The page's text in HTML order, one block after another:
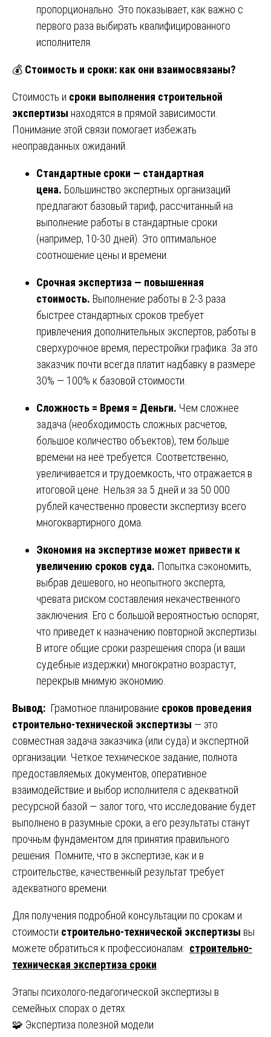
пропорционально. Это показывает, как важно с
первого раза выбирать квалифицированного
исполнителя.
💰 Стоимость и сроки: как они взаимосвязаны?
Стоимость и сроки выполнения строительной
экспертизы находятся в прямой зависимости.
Понимание этой связи помогает избежать
неоправданных ожиданий.
Стандартные сроки — стандартная
цена. Большинство экспертных организаций
предлагают базовый тариф, рассчитанный на
выполнение работы в стандартные сроки
(например, 10-30 дней). Это оптимальное
соотношение цены и времени.
Срочная экспертиза — повышенная
стоимость. Выполнение работы в 2-3 раза
быстрее стандартных сроков требует
привлечения дополнительных экспертов, работы в
сверхурочное время, перестройки графика. За это
заказчик почти всегда платит надбавку в размере
30% — 100% к базовой стоимости.
Сложность = Время = Деньги. Чем сложнее
задача (необходимость сложных расчетов,
большое количество объектов), тем больше
времени на неё требуется. Соответственно,
увеличивается и трудоемкость, что отражается в
итоговой цене. Нельзя за 5 дней и за 50 000
рублей качественно провести экспертизу всего
многоквартирного дома.
Экономия на экспертизе может привести к
увеличению сроков суда. Попытка сэкономить,
выбрав дешевого, но неопытного эксперта,
чревата риском составления некачественного
заключения. Его с большой вероятностью оспорят,
что приведет к назначению повторной экспертизы.
В итоге общие сроки разрешения спора (и ваши
судебные издержки) многократно возрастут,
перекрыв мнимую экономию.
Вывод: Грамотное планирование сроков проведения
строительно-технической экспертизы — это
совместная задача заказчика (или суда) и экспертной
организации. Четкое техническое задание, полнота
предоставляемых документов, оперативное
взаимодействие и выбор исполнителя с адекватной
ресурсной базой — залог того, что исследование будет
выполнено в разумные сроки, а его результаты станут
прочным фундаментом для принятия правильного
решения. Помните, что в экспертизе, как и в
строительстве, качественный результат требует
адекватного времени.
Для получения подробной консультации по срокам и
стоимости строительно-технической экспертизы вы
можете обратиться к профессионалам: строительно-
техническая экспертиза сроки
Навигация
по
Этапы психолого-педагогической экспертизы в
семейных спорах о детях
🧩 Экспертиза полезной модели